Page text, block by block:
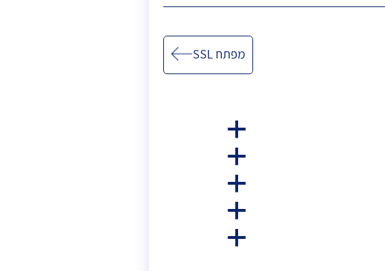
מפתח SSL
a
a
a
a
a